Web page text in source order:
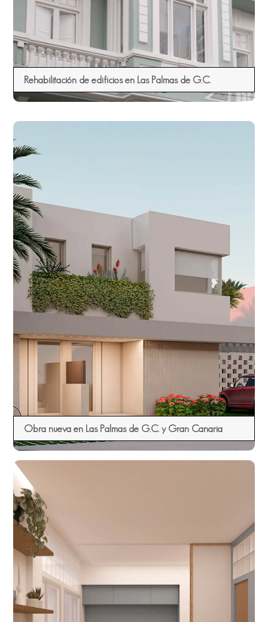
Rehabilitación de edificios en Las Palmas de G.C.
Obra nueva en Las Palmas de G.C. y Gran Canaria